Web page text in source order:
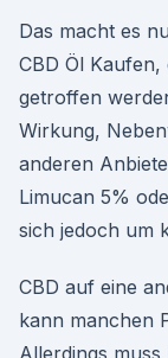
Das macht es
CBD Öl Kaufen,
getroffen
Wirkung,
anderen
Limucan 5%
sich jedoch um
CBD auf eine
kann manchen
Allerdings